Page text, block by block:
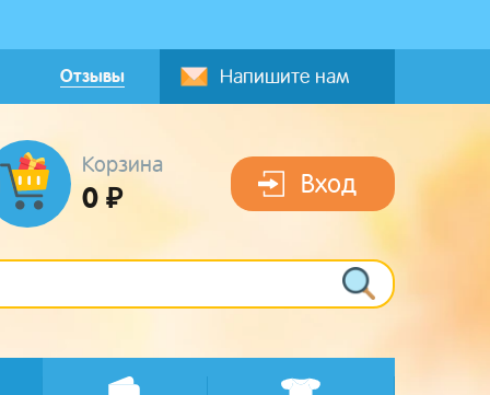
Отзывы Напишите нам
Корзина
0 ₽ Вход